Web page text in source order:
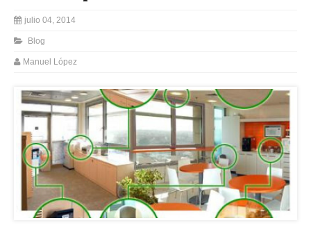
julio 04, 2014
Blog
Manuel López